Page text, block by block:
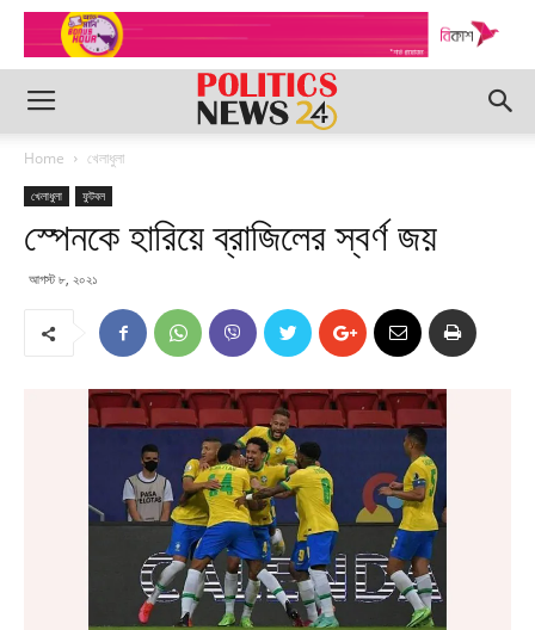
Home খেলাধুলা
খেলাধুলা ফুটবল
স্পেনকে হারিয়ে ব্রাজিলের স্বর্ণ জয়
আগস্ট ৮, ২০২১